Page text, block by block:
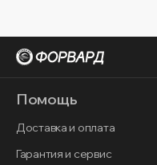
Помощь
Доставка и оплата
Гарантия и сервис